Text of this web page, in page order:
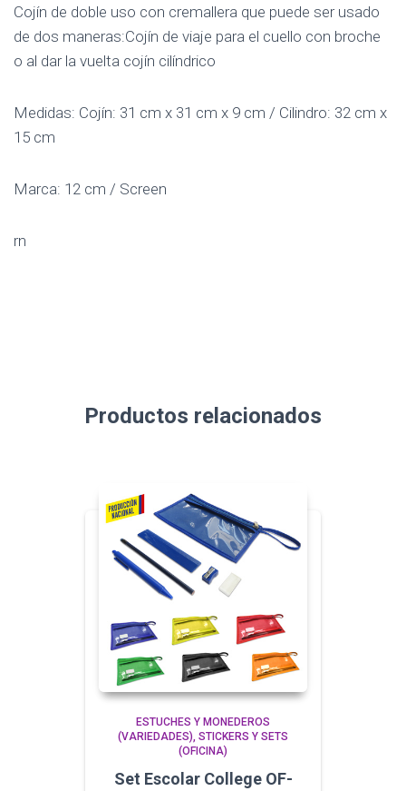
Cojín de doble uso con cremallera que puede ser usado
de dos maneras:Cojín de viaje para el cuello con broche
o al dar la vuelta cojín cilíndrico
Medidas: Cojín: 31 cm x 31 cm x 9 cm / Cilindro: 32 cm x
15 cm
Marca: 12 cm / Screen
rn
Productos relacionados
ESTUCHES Y MONEDEROS
(VARIEDADES) STICKERS Y SETS
(OFICINA)
Set Escolar College OF-